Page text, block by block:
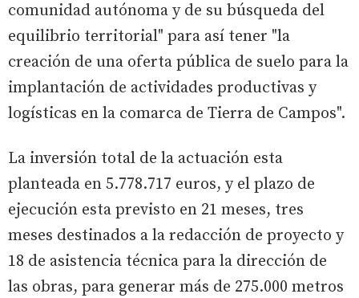
comunidad autónoma y de su búsqueda del
equilibrio territorial" para así tener "la
creación de una oferta pública de suelo para la
implantación de actividades productivas y
logísticas en la comarca de Tierra de Campos".
La inversión total de la actuación esta
planteada en 5.778.717 euros, y el plazo de
ejecución esta previsto en 21 meses, tres
meses destinados a la redacción de proyecto y
18 de asistencia técnica para la dirección de
las obras, para generar más de 275.000 metros